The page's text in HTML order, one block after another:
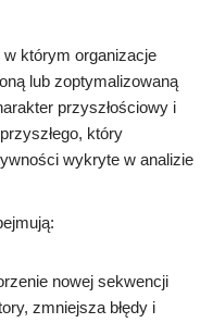
w którym organizacje
lub zoptymalizowaną
przyszłościowy i
który
wykryte w analizie
nowej sekwencji
zmniejsza błędy i